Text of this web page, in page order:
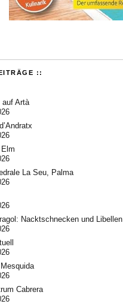
::
auf Artà
La Seu, Palma
Nacktschnecken und Libellen
Cabrera